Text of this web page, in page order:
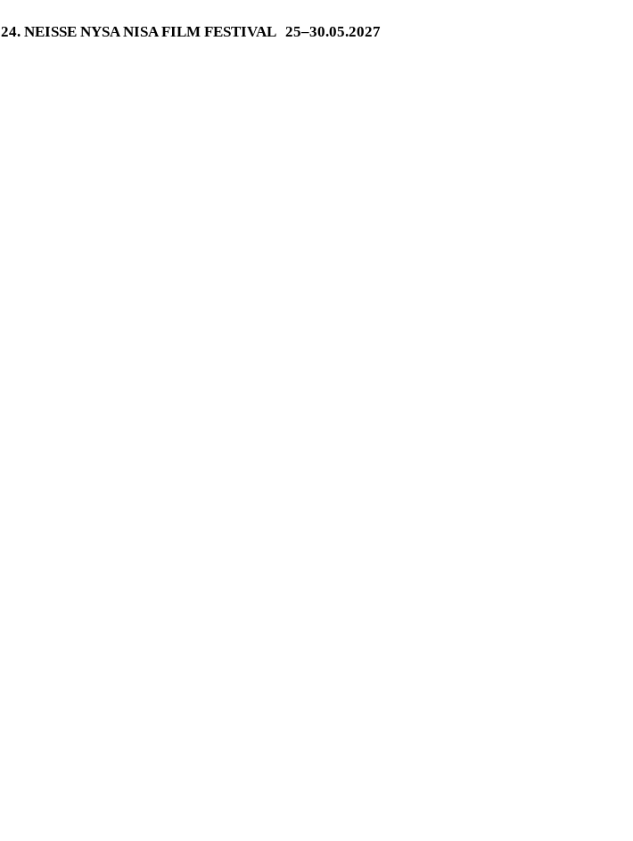
24. NEISSE NYSA NISA FILM FESTIVAL 25–30.05.2027